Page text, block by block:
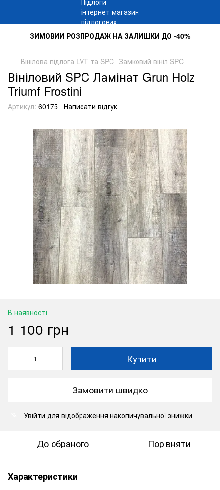
ЗИМОВИЙ РОЗПРОДАЖ НА ЗАЛИШКИ ДО -40%
Вінілова підлога LVT та SPC Замковий вініл SPC
Вініловий SPC Ламінат Grun Holz
Triumf Frostini
Артикул: 60175 Написати відгук
В наявності
1 100 грн
Купити
Замовити швидко
Увійти для відображення накопичувальної знижки
До обраного Порівняти
Характеристики